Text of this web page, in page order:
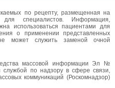
по рецепту, размещенная на
специалистов. Информация,
использоваться пациентами для
о применении представленных
может служить заменой очной
массовой информации Эл №
по надзору в сфере связи,
коммуникаций (Роскомнадзор)